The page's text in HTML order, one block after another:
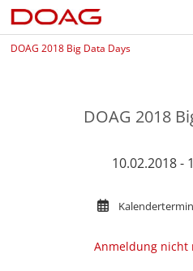
DOAG 2018 Big Data Days
DOAG 2018
10.02.2018 -
Anmeldung nicht